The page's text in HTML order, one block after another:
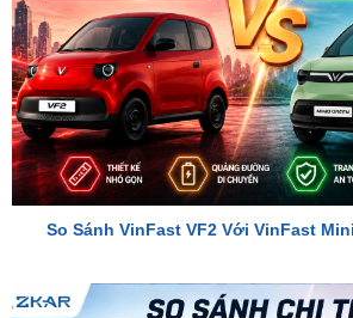
So Sánh VinFast VF2 Với VinFast